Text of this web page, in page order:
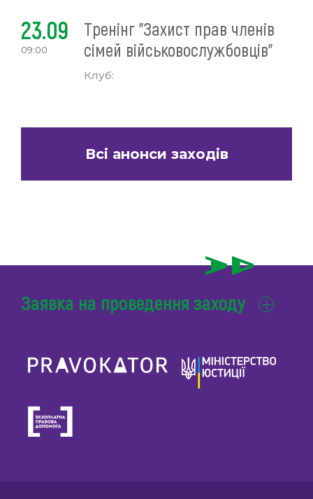
23.09
09:00
Тренінг "Захист прав членів
сімей військовослужбовців"
Клуб:
Всі анонси заходів
Заявка на проведення заходу